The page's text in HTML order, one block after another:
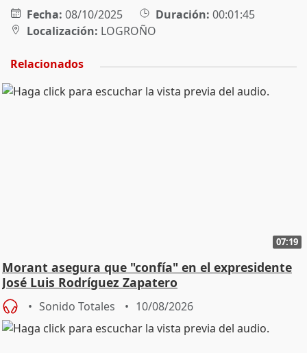
Fecha: 08/10/2025 Duración: 00:01:45
Localización: LOGROÑO
Relacionados
07:19
Morant asegura que "confía" en el expresidente
José Luis Rodríguez Zapatero
Sonido Totales 10/08/2026